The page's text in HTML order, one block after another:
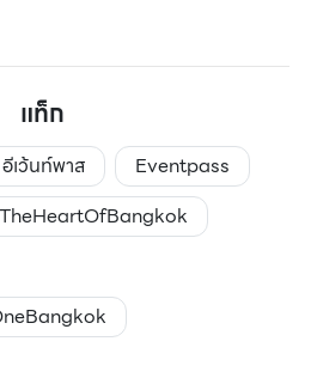
แท็ก
อีเว้นท์พาส
Eventpass
TheHeartOfBangkok